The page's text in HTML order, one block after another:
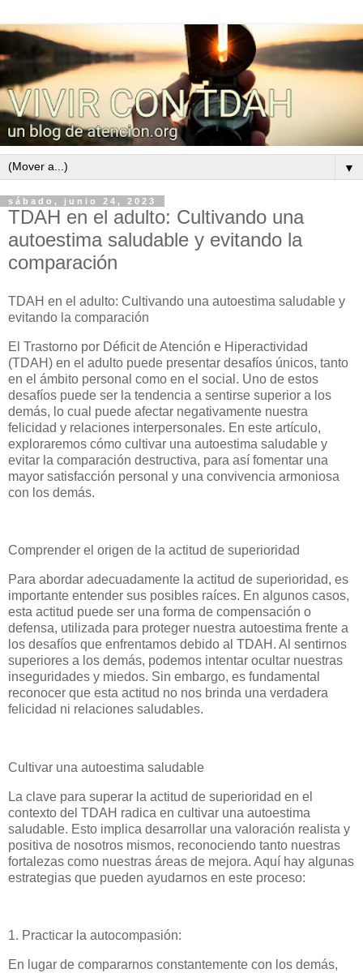
▼
sábado, junio 24, 2023
TDAH en el adulto: Cultivando una
autoestima saludable y evitando la
comparación
TDAH en el adulto: Cultivando una autoestima saludable y
evitando la comparación
El Trastorno por Déficit de Atención e Hiperactividad
(TDAH) en el adulto puede presentar desafíos únicos, tanto
en el ámbito personal como en el social. Uno de estos
desafíos puede ser la tendencia a sentirse superior a los
demás, lo cual puede afectar negativamente nuestra
felicidad y relaciones interpersonales. En este artículo,
exploraremos cómo cultivar una autoestima saludable y
evitar la comparación destructiva, para así fomentar una
mayor satisfacción personal y una convivencia armoniosa
con los demás.
Comprender el origen de la actitud de superioridad
Para abordar adecuadamente la actitud de superioridad, es
importante entender sus posibles raíces. En algunos casos,
esta actitud puede ser una forma de compensación o
defensa, utilizada para proteger nuestra autoestima frente a
los desafíos que enfrentamos debido al TDAH. Al sentirnos
superiores a los demás, podemos intentar ocultar nuestras
inseguridades y miedos. Sin embargo, es fundamental
reconocer que esta actitud no nos brinda una verdadera
felicidad ni relaciones saludables.
Cultivar una autoestima saludable
La clave para superar la actitud de superioridad en el
contexto del TDAH radica en cultivar una autoestima
saludable. Esto implica desarrollar una valoración realista y
positiva de nosotros mismos, reconociendo tanto nuestras
fortalezas como nuestras áreas de mejora. Aquí hay algunas
estrategias que pueden ayudarnos en este proceso:
1. Practicar la autocompasión:
En lugar de compararnos constantemente con los demás,